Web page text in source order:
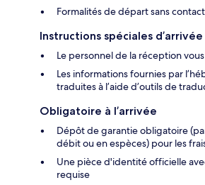
Formalités de départ sans contact
Instructions spéciales d’arrivée
Le personnel de la réception
Les informations fournies par
traduites à l’aide d’outils de
Obligatoire à l’arrivée
Dépôt de garantie obligatoire
débit ou en espèces) pour les
Une pièce d'identité officielle
requise